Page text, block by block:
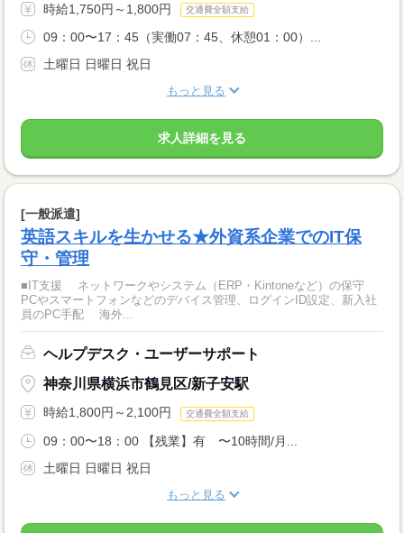
時給1,750円～1,800円 交通費全額支給
09：00〜17：45（実働07：45、休憩01：00）...
土曜日 日曜日 祝日
もっと見る
求人詳細を見る
[一般派遣]
英語スキルを生かせる★外資系企業でのIT保
守・管理
■IT支援 ネットワークやシステム（ERP・Kintoneなど）の保守
PCやスマートフォンなどのデバイス管理、ログインID設定、新入社
員のPC手配 海外...
ヘルプデスク・ユーザーサポート
神奈川県横浜市鶴見区/新子安駅
時給1,800円～2,100円 交通費全額支給
09：00〜18：00 【残業】有 〜10時間/月...
土曜日 日曜日 祝日
もっと見る